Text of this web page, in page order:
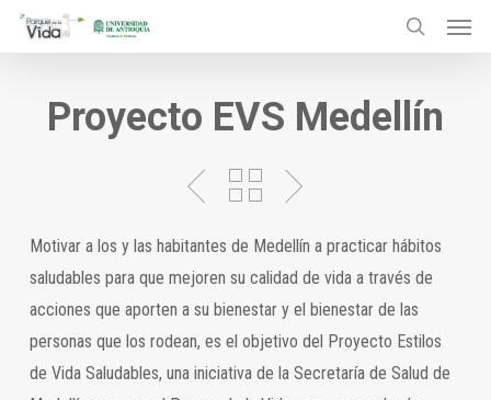
Skip
search
Proyecto EVS Medellín
Motivar a los y las habitantes de Medellín a practicar hábitos
saludables para que mejoren su calidad de vida a través de
acciones que aporten a su bienestar y el bienestar de las
personas que los rodean, es el objetivo del Proyecto Estilos
de Vida Saludables, una iniciativa de la Secretaría de Salud de